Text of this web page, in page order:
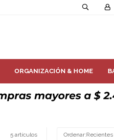
ORGANIZACIÓN & HOME
5 artículos Recientes